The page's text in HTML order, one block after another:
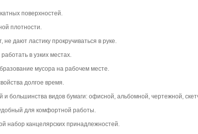
поверхностей.
плотности.
дают ластику прокручиваться в руке.
в узких местах.
мусора на рабочем месте.
долгое время.
большинства видов бумаги: офисной, альбомной, чертежной,
для комфортной работы.
набор канцелярских принадлежностей.